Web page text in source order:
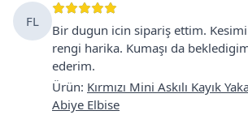
FL
Bir dugun icin sipariş ettim.
rengi harika. Kumaşı da
ederim.
Ürün: Kırmızı Mini Askılı Kayık
Abiye Elbise